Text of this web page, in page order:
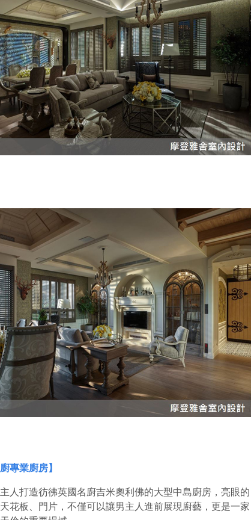
專業廚房】
人打造彷彿英國名廚吉米奧利佛的大型中島廚房，亮眼的
花板、門片，不僅可以讓男主人進前展現廚藝，更是一家